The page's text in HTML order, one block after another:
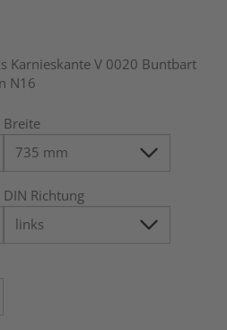
Karnieskante V 0020 Buntbart
N16
Breite
DIN Richtung